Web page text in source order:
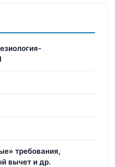
требования,
вычет и др.